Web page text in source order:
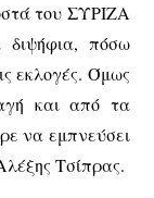
του ΣΥΡΙΖΑ
διψήφια, πόσω
εκλογές. Όμως
και από τα
να εμπνεύσει
Τσίπρας.